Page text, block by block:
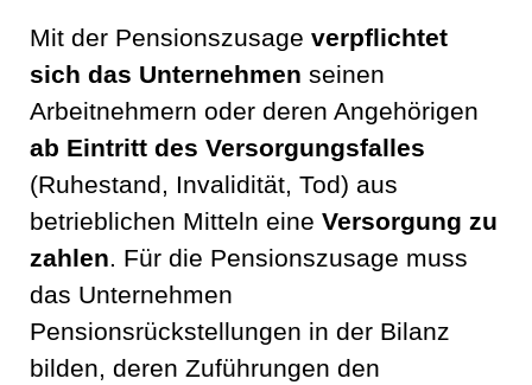
Mit der Pensionszusage verpflichtet
sich das Unternehmen seinen
Arbeitnehmern oder deren Angehörigen
ab Eintritt des Versorgungsfalles
(Ruhestand, Invalidität, Tod) aus
betrieblichen Mitteln eine Versorgung zu
zahlen. Für die Pensionszusage muss
das Unternehmen
Pensionsrückstellungen in der Bilanz
bilden, deren Zuführungen den